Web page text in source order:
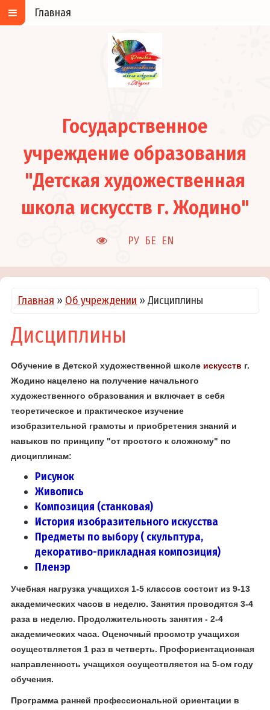
Государственное
учреждение образования
"Детская художественная
школа искусств г. Жодино"
РУ БЕ EN
Главная
Главная » Об учреждении » Дисциплины
Дисциплины
Обучение в Детской художественной школе искусств г.
Жодино нацелено на получение начального
художественного образования и включает в себя
теоретическое и практическое изучение
изобразительной грамоты и приобретения знаний и
навыков по принципу "от простого к сложному" по
дисциплинам:
Рисунок
Живопись
Композиция (станковая)
История изобразительного искусства
Предметы по выбору ( скульптура,
декоративо-прикладная композиция)
Пленэр
Учебная нагрузка учащихся 1-5 классов состоит из 9-13
академических часов в неделю. Занятия проводятся 3-4
раза в неделю. Продолжительность занятия - 2-4
академических часа. Оценочный просмотр учащихся
осуществляется 1 раз в четверть. Профориентационная
направленность учащихся осуществляется на 5-ом году
обучения.
Программа ранней профессиональной ориентации в